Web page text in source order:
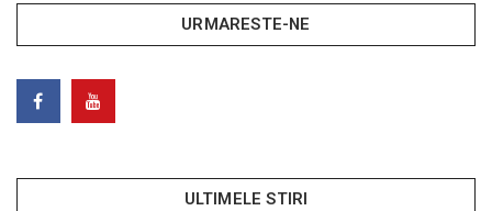
URMARESTE-NE
ULTIMELE STIRI